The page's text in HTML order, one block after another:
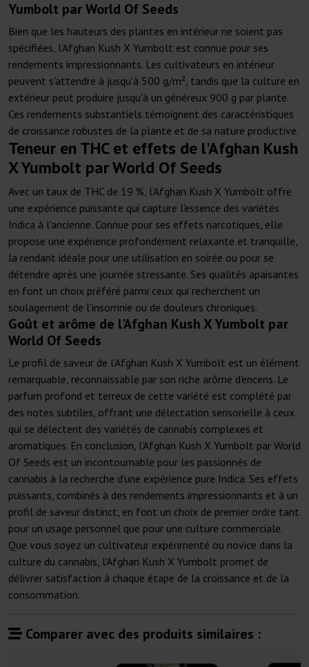
Yumbolt par World Of Seeds
Bien que les hauteurs des plantes en intérieur ne soient pas
spécifiées, l'Afghan Kush X Yumbolt est connue pour ses
rendements impressionnants. Les cultivateurs en intérieur
peuvent s'attendre à jusqu'à 500 g/m², tandis que la culture en
extérieur peut produire jusqu'à un généreux 900 g par plante.
Ces rendements substantiels témoignent des caractéristiques
de croissance robustes de la plante et de sa nature productive.
Teneur en THC et effets de l'Afghan Kush
X Yumbolt par World Of Seeds
Avec un taux de THC de 19 %, l'Afghan Kush X Yumbolt offre
une expérience puissante qui capture l'essence des variétés
Indica à l'ancienne. Connue pour ses effets narcotiques, elle
propose une expérience profondément relaxante et tranquille,
la rendant idéale pour une utilisation en soirée ou pour se
détendre après une journée stressante. Ses qualités apaisantes
en font un choix préféré parmi ceux qui recherchent un
soulagement de l'insomnie ou de douleurs chroniques.
Goût et arôme de l'Afghan Kush X Yumbolt par
World Of Seeds
Le profil de saveur de l'Afghan Kush X Yumbolt est un élément
remarquable, reconnaissable par son riche arôme d'encens. Le
parfum profond et terreux de cette variété est complété par
des notes subtiles, offrant une délectation sensorielle à ceux
qui se délectent des variétés de cannabis complexes et
aromatiques. En conclusion, l'Afghan Kush X Yumbolt par World
Of Seeds est un incontournable pour les passionnés de
cannabis à la recherche d'une expérience pure Indica. Ses effets
puissants, combinés à des rendements impressionnants et à un
profil de saveur distinct, en font un choix de premier ordre tant
pour un usage personnel que pour une culture commerciale.
Que vous soyez un cultivateur expérimenté ou novice dans la
culture du cannabis, l'Afghan Kush X Yumbolt promet de
délivrer satisfaction à chaque étape de la croissance et de la
consommation.
Comparer avec des produits similaires :